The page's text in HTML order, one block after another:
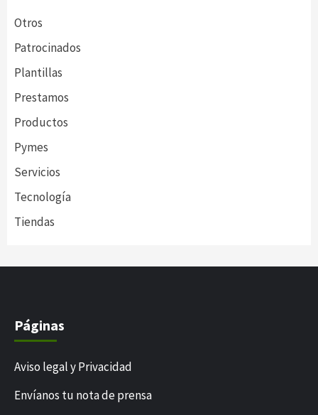
Otros
Patrocinados
Plantillas
Prestamos
Productos
Pymes
Servicios
Tecnología
Tiendas
Páginas
Aviso legal y Privacidad
Envíanos tu nota de prensa